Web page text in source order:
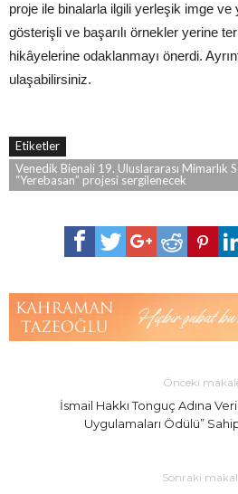
proje ile binalarla ilgili yerleşik imge ve
gösterişli ve başarılı örnekler yerine
hikâyelerine odaklanmayı önerdi.
ulaşabilirsiniz.
Etiketler
Venedik Bienali 19. Uluslararası Mimarlık
“Yerebasan” projesi sergilenecek
Önceki
İsmail Hakkı Tonguç Adına
Uygulamaları Ödülü”
Sonraki